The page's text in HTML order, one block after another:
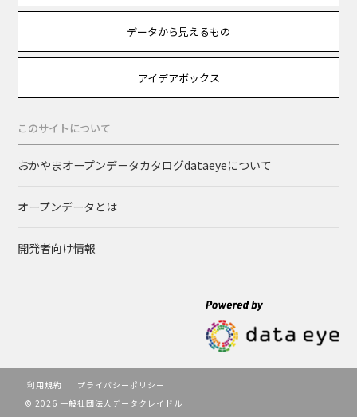
データから見えるもの
アイデアボックス
このサイトについて
おかやまオープンデータカタログdataeyeについて
オープンデータとは
開発者向け情報
利用規約
プライバシーポリシー
© 2026 一般社団法人データクレイドル